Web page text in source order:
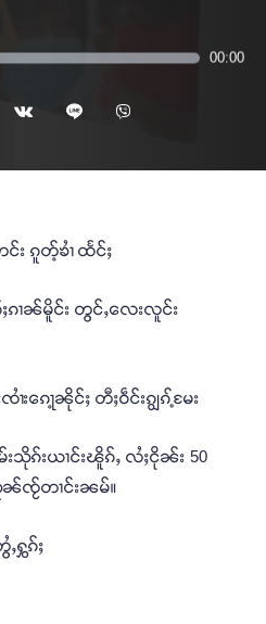
00:00
း ၵူတ့်ၶၢႆ ထႅင်ႈ
ၵၢၼ်မိူင်း တွင်ႇလေးလူင်း
းၵေႃ့ၼိုင်ႈ တီႈဝဵင်းၵျွၵ့်မႄး
းသိုၵ်းယၢင်းၽိူၵ်ႇ လႆႈငိုၼ်း 50
ၸႂ်တၢင်းၼမ်။
ႁွၵ်ႈ